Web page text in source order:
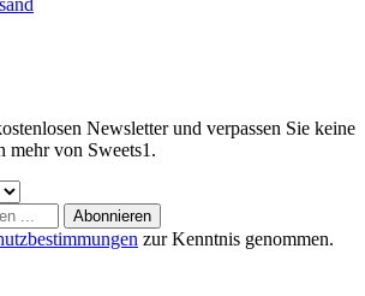
Newsletter und verpassen Sie keine
von Sweets1.
Abonnieren
zur Kenntnis genommen.